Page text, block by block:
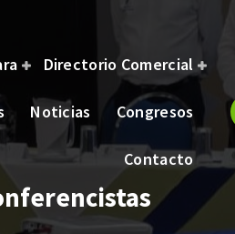
nuestros asociados.
Directorio Comercial
Noticias Congresos
Contacto